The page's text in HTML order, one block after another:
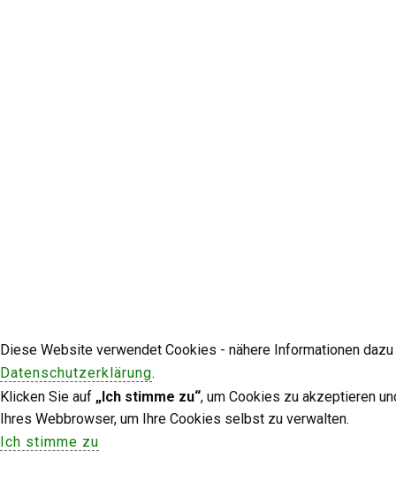
Diese Website verwendet Cookies - nähere Informationen
Datenschutzerklärung.
Klicken Sie auf „Ich stimme zu“, um Cookies zu akzeptieren
Ihres Webbrowser, um Ihre Cookies selbst zu verwalten.
Ich stimme zu